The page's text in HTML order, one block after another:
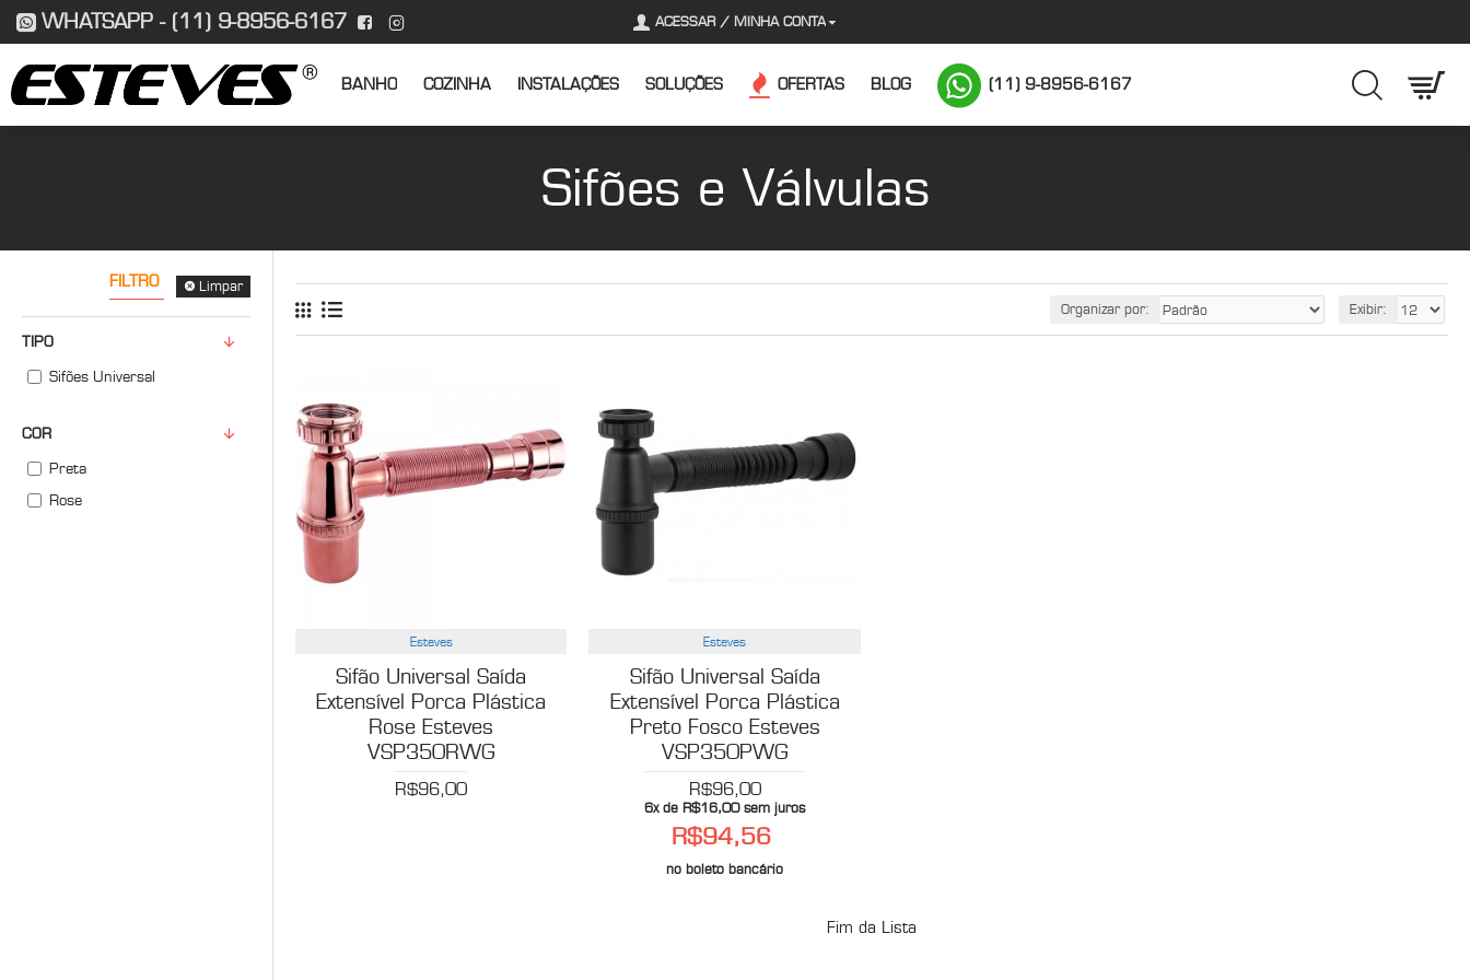
WHATSAPP - (11) 9-8956-6167 ACESSAR / MINHA CONTA
BANHO COZINHA INSTALAÇÕES SOLUÇÕES OFERTAS BLOG (11) 9-8956-6167
Sifões e Válvulas
FILTRO Limpar
COR
Preta
Rose
TIPO
Sifões Universal
Organizar por: Exibir:
Esteves
Sifão Universal Saída
Extensível Porca Plástica
Rose Esteves
VSP350RWG
R$96,00
Esteves
Sifão Universal Saída
Extensível Porca Plástica
Preto Fosco Esteves
VSP350PWG
R$96,00
6x de R$16,00 sem juros
R$94,56
no boleto bancário
Fim da Lista